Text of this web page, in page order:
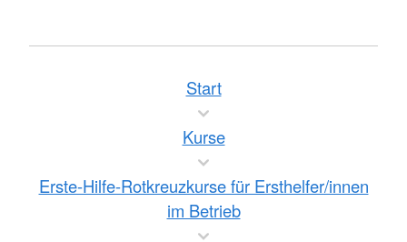
Start
Kurse
Erste-Hilfe-Rotkreuzkurse für Ersthelfer/innen
im Betrieb